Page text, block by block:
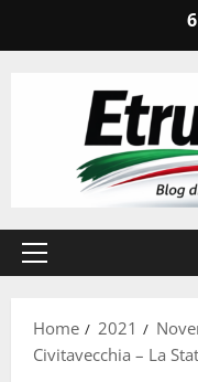
Menu
Home
2021
Civitavecchia – La